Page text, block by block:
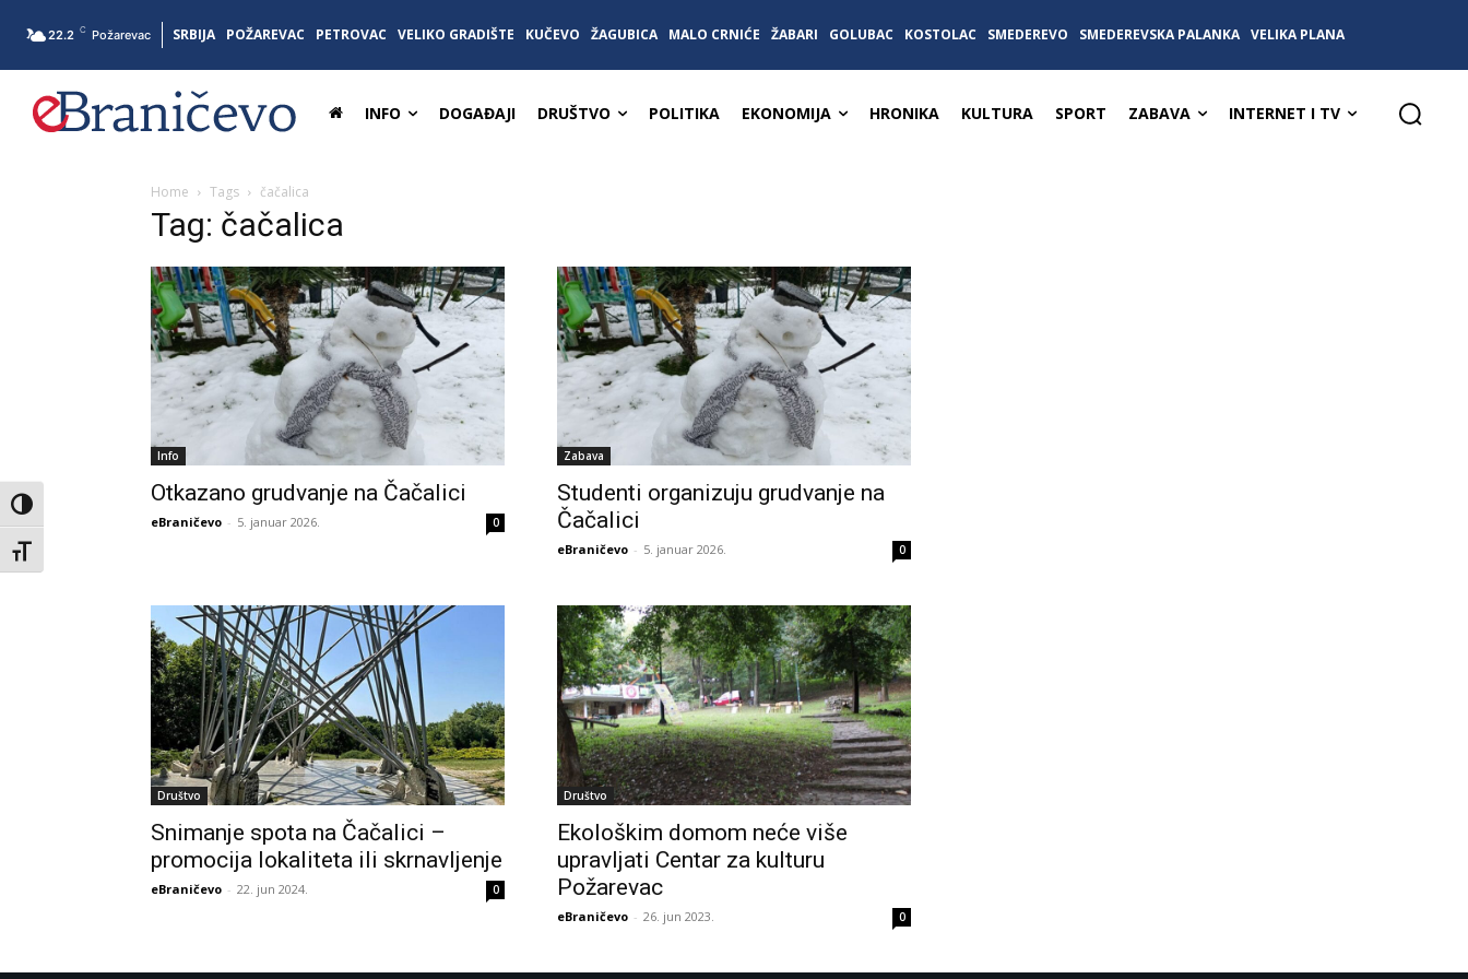
Toggle High Contrast
Toggle Font size
22.2 C Požarevac SRBIJA POŽAREVAC PETROVAC VELIKO GRADIŠTE KUČEVO ŽAGUBICA MALO CRNIĆE ŽABARI GOLUBAC KOSTOLAC SMEDEREVO SMEDEREVSKA PALANKA VELIKA PLANA
INFO DOGAĐAJI DRUŠTVO POLITIKA EKONOMIJA HRONIKA KULTURA SPORT ZABAVA INTERNET I TV
Home Tags čačalica
Tag: čačalica
Info
Otkazano grudvanje na Čačalici
eBraničevo - 5. januar 2026. 0
Zabava
Studenti organizuju grudvanje na
Čačalici
eBraničevo - 5. januar 2026. 0
Društvo
Snimanje spota na Čačalici –
promocija lokaliteta ili skrnavljenje
eBraničevo - 22. jun 2024. 0
Društvo
Ekološkim domom neće više
upravljati Centar za kulturu
Požarevac
eBraničevo - 26. jun 2023. 0